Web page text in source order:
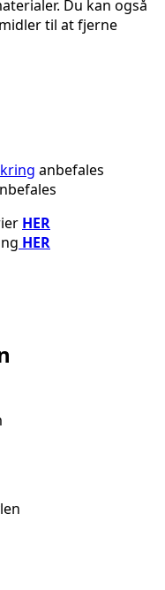
Du kan også
til at fjerne
anbefales
HER
HER